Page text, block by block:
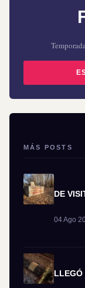
MÁS POSTS
DE
04 Ago
LLEGÓ